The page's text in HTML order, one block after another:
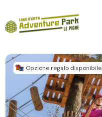
Opzione regalo disponibile